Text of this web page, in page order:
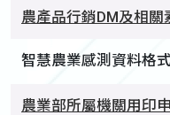
農產品行銷DM及相關
智慧農業感測資料格
農業部所屬機關用印